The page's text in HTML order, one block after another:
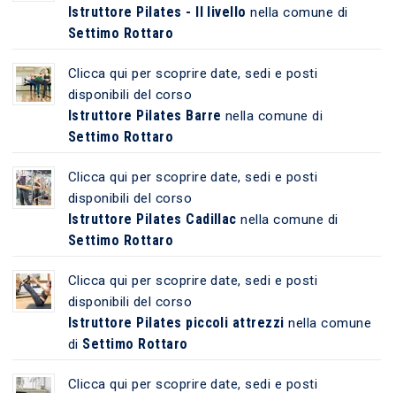
Istruttore Pilates - II livello nella comune di
Settimo Rottaro
Clicca qui per scoprire date, sedi e posti
disponibili del corso
Istruttore Pilates Barre nella comune di
Settimo Rottaro
Clicca qui per scoprire date, sedi e posti
disponibili del corso
Istruttore Pilates Cadillac nella comune di
Settimo Rottaro
Clicca qui per scoprire date, sedi e posti
disponibili del corso
Istruttore Pilates piccoli attrezzi nella comune
di Settimo Rottaro
Clicca qui per scoprire date, sedi e posti